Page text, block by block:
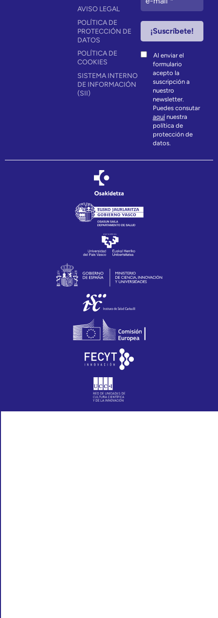
AVISO LEGAL
POLÍTICA DE
PROTECCIÓN DE
DATOS
POLÍTICA DE
COOKIES
SISTEMA INTERNO
DE INFORMACIÓN
(SII)
Al enviar el
formulario
acepto la
suscripción a
nuestro
newsletter.
Puedes consutar
aquínuestra
política de
protección de
datos.